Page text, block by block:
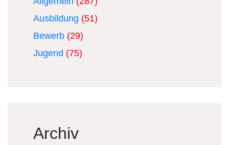
Ausbildung (51)
Bewerb (29)
Jugend (75)
Archiv